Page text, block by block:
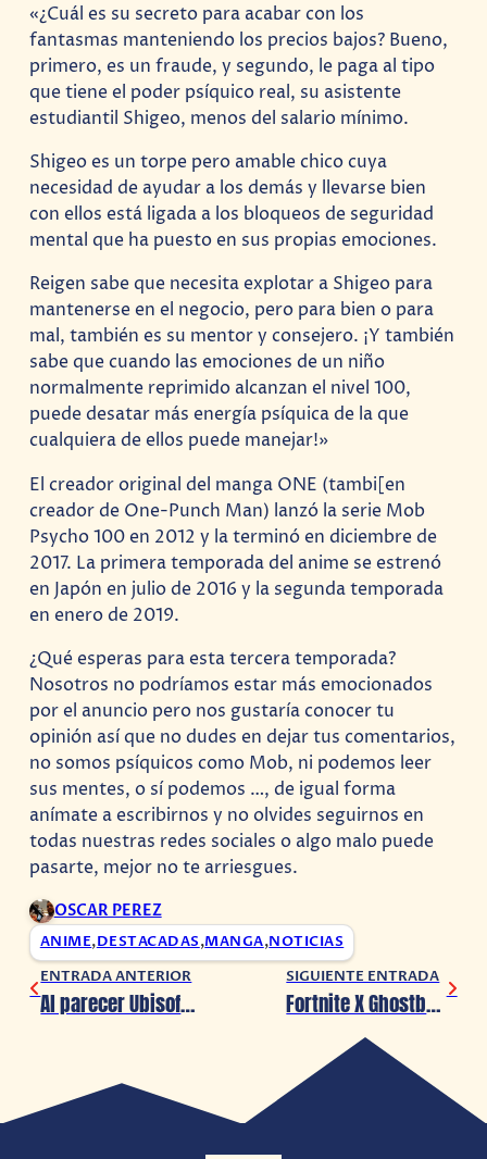
«¿Cuál es su secreto para acabar con los
fantasmas manteniendo los precios bajos? Bueno,
primero, es un fraude, y segundo, le paga al tipo
que tiene el poder psíquico real, su asistente
estudiantil Shigeo, menos del salario mínimo.
Shigeo es un torpe pero amable chico cuya
necesidad de ayudar a los demás y llevarse bien
con ellos está ligada a los bloqueos de seguridad
mental que ha puesto en sus propias emociones.
Reigen sabe que necesita explotar a Shigeo para
mantenerse en el negocio, pero para bien o para
mal, también es su mentor y consejero. ¡Y también
sabe que cuando las emociones de un niño
normalmente reprimido alcanzan el nivel 100,
puede desatar más energía psíquica de la que
cualquiera de ellos puede manejar!»
El creador original del manga ONE (tambi[en
creador de One-Punch Man) lanzó la serie Mob
Psycho 100 en 2012 y la terminó en diciembre de
2017. La primera temporada del anime se estrenó
en Japón en julio de 2016 y la segunda temporada
en enero de 2019.
¿Qué esperas para esta tercera temporada?
Nosotros no podríamos estar más emocionados
por el anuncio pero nos gustaría conocer tu
opinión así que no dudes en dejar tus comentarios,
no somos psíquicos como Mob, ni podemos leer
sus mentes, o sí podemos …, de igual forma
anímate a escribirnos y no olvides seguirnos en
todas nuestras redes sociales o algo malo puede
pasarte, mejor no te arriesgues.
OSCAR PEREZ
ANIME,DESTACADAS,MANGA,NOTICIAS
ENTRADA ANTERIOR
Al parecer Ubisoft habría aprobado una nueva entrega de Splinter Cell
SIGUIENTE ENTRADA
Fortnite X Ghostbusters: Afterlife, completa las 5 misiones para ganar increíbles recompensas